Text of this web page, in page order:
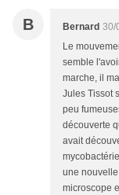
B Bernard 30/
Le
semble
marche, il
Jules Tissot
peu
découverte
avait
une
microscope